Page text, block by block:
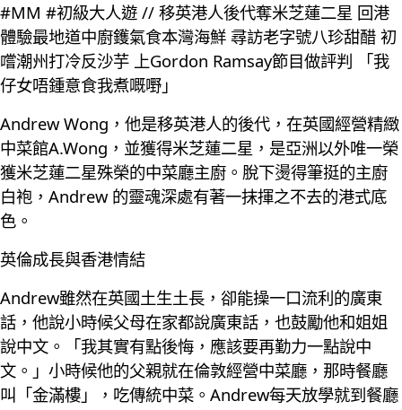
#MM #初級大人遊 // 移英港人後代奪米芝蓮二星 回港
體驗最地道中廚鑊氣食本灣海鮮 尋訪老字號八珍甜醋 初
嚐潮州打冷反沙芋 上Gordon Ramsay節目做評判 「我
仔女唔鍾意食我煮嘅嘢」
Andrew Wong，他是移英港人的後代，在英國經營精緻
中菜館A.Wong，並獲得米芝蓮二星，是亞洲以外唯一榮
獲米芝蓮二星殊榮的中菜廳主廚。脫下燙得筆挺的主廚
白袍，Andrew 的靈魂深處有著一抹揮之不去的港式底
色。
英倫成長與香港情結
Andrew雖然在英國土生土長，卻能操一口流利的廣東
話，他說小時候父母在家都說廣東話，也鼓勵他和姐姐
說中文。「我其實有點後悔，應該要再勤力一點說中
文。」小時候他的父親就在倫敦經營中菜廳，那時餐廳
叫「金滿樓」，吃傳統中菜。Andrew每天放學就到餐廳